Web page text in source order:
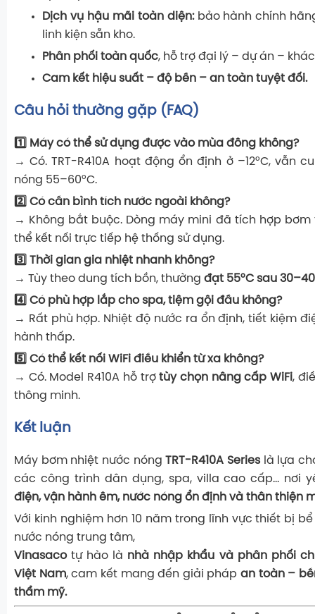
Dịch vụ hậu mãi toàn diện:bảo hành chính
linh kiện sẵn kho.
Phân phối toàn quốc, hỗ trợ đại lý – dự án –
Cam kết hiệu suất – độ bền – an toàn tuyệt đối.
Câu hỏi thường gặp (FAQ)
1️⃣ Máy có thể sử dụng được vào mùa đông không?
→ Có. TRT-R410A hoạt động ổn định ở –12°C, vẫn
nóng 55–60°C.
2️⃣ Có cần bình tích nước ngoài không?
→ Không bắt buộc. Dòng máy mini đã tích hợp bơm
thể kết nối trực tiếp hệ thống sử dụng.
3️⃣ Thời gian gia nhiệt nhanh không?
→ Tùy theo dung tích bồn, thường đạt 55°C sau
4️⃣ Có phù hợp lắp cho spa, tiệm gội đầu không?
→ Rất phù hợp. Nhiệt độ nước ra ổn định, tiết kiệm
hành thấp.
5️⃣ Có thể kết nối WiFi điều khiển từ xa không?
→ Có. Model R410A hỗ trợtùy chọn nâng cấp WiFi,
thông minh.
Kết luận
Máy bơm nhiệt nước nóngTRT-R410A Series là lựa
các công trình dân dụng, spa, villa cao cấp… nơi
điện, vận hành êm, nước nóng ổn định và thân thiện
Với kinh nghiệm hơn 10 năm trong lĩnh vực thiết bị
nước nóng trung tâm,
Vinasacotự hào là nhà nhập khẩu và phân phối
Việt Nam, cam kết mang đến giải pháp an toàn –
thẩm mỹ.